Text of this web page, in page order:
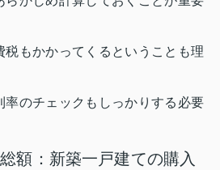
税もかかってくるということも理
率のチェックもしっかりする必要
額：新築一戸建ての購入